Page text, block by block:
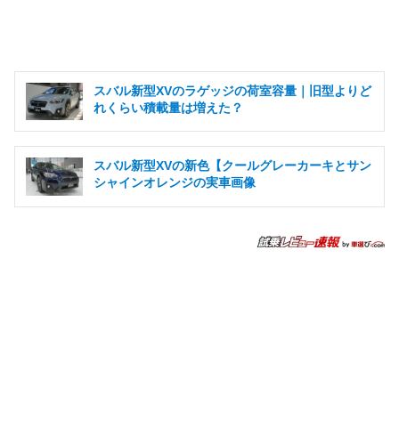
スバル新型XVのラゲッジの荷室容量｜旧型よりど
れくらい積載量は増えた？
スバル新型XVの新色【クールグレーカーキとサン
シャインオレンジの実車画像